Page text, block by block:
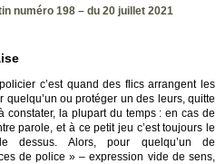
numéro 198 – du 20 juillet 2021
c’est quand des flics arrangent les
ou protéger un des leurs, quitte
la plupart du temps : en cas de
parole, et à ce petit jeu c’est toujours le
dessus. Alors, pour quelqu’un de
de police » – expression vide de sens,